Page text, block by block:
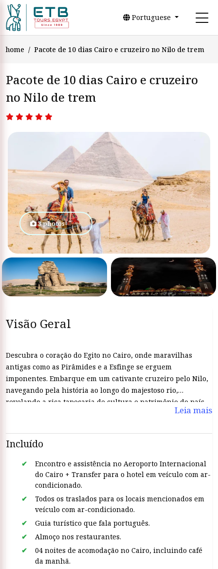
Portuguese
home Pacote de 10 dias Cairo e cruzeiro no Nilo de trem
Pacote de 10 dias Cairo e cruzeiro
no Nilo de trem
3 photos
Visão Geral
Descubra o coração do Egito no Cairo, onde maravilhas
antigas como as Pirâmides e a Esfinge se erguem
imponentes. Embarque em um cativante cruzeiro pelo Nilo,
navegando pela história ao longo do majestoso rio,
revelando a rica tapeçaria de cultura e patrimônio do país.
Leia mais
Incluído
Encontro e assistência no Aeroporto Internacional
do Cairo + Transfer para o hotel em veículo com ar-
condicionado.
Todos os traslados para os locais mencionados em
veículo com ar-condicionado.
Guia turístico que fala português.
Almoço nos restaurantes.
04 noites de acomodação no Cairo, incluindo café
da manhã.